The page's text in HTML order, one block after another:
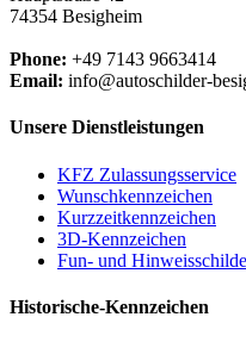
74354 Besigheim
Phone: +49 7143 9663414
Email: info@autoschilder-
Unsere Dienstleistungen
KFZ Zulassungsservice
Wunschkennzeichen
Kurzzeitkennzeichen
3D-Kennzeichen
Fun- und
Historische-Kennzeichen